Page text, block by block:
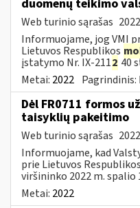
duomenų teikimo
Web turinio sąrašas
Informuojame, jog VMI
Lietuvos Respublikos
įstatymo Nr. IX-2112 40
Metai: 2022 Pagrindinis:
Dėl FR0711 formos
taisyklių pakeitimo
Web turinio sąrašas
Informuojame, kad
prie Lietuvos
viršininko 2022 m. spalio
Metai: 2022